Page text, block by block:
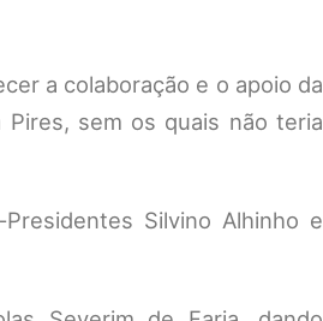
a colaboração e o apoio da
sem os quais não teria
Silvino Alhinho e